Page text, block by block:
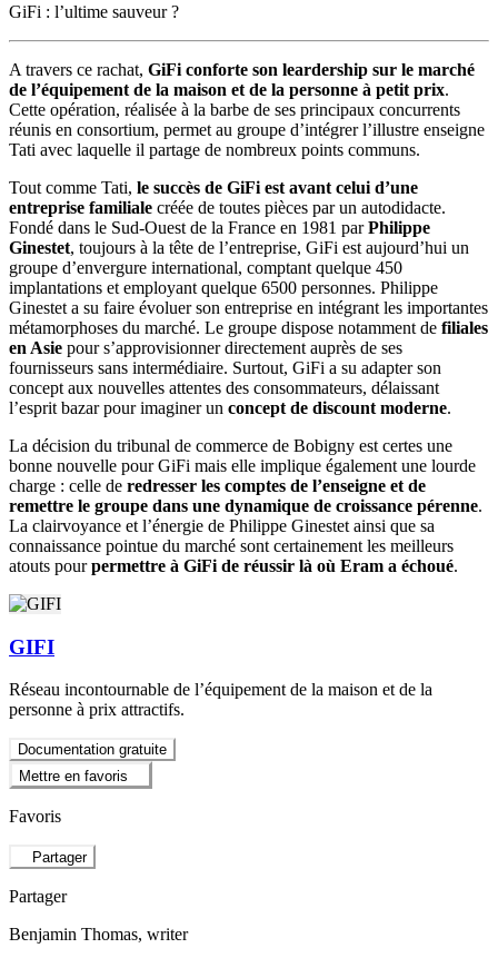
GiFi : l’ultime sauveur ?
A travers ce rachat, GiFi conforte son leardership sur le marché
de l’équipement de la maison et de la personne à petit prix.
Cette opération, réalisée à la barbe de ses principaux concurrents
réunis en consortium, permet au groupe d’intégrer l’illustre enseigne
Tati avec laquelle il partage de nombreux points communs.
Tout comme Tati, le succès de GiFi est avant celui d’une
entreprise familiale créée de toutes pièces par un autodidacte.
Fondé dans le Sud-Ouest de la France en 1981 parPhilippe
Ginestet, toujours à la tête de l’entreprise, GiFi est aujourd’hui un
groupe d’envergure international, comptant quelque 450
implantations et employant quelque 6500 personnes. Philippe
Ginestet a su faire évoluer son entreprise en intégrant les importantes
métamorphoses du marché. Le groupe dispose notamment de filiales
en Asie pour s’approvisionner directement auprès de ses
fournisseurs sans intermédiaire. Surtout, GiFi a su adapter son
concept aux nouvelles attentes des consommateurs, délaissant
l’esprit bazar pour imaginer un concept de discount moderne.
La décision du tribunal de commerce de Bobigny est certes une
bonne nouvelle pour GiFi mais elle implique également une lourde
charge : celle de redresser les comptes de l’enseigne et de
remettre le groupe dans une dynamique de croissance pérenne.
La clairvoyance et l’énergie de Philippe Ginestet ainsi que sa
connaissance pointue du marché sont certainement les meilleurs
atouts pourpermettre à GiFi de réussir là où Eram a échoué.
GIFI
Réseau incontournable de l’équipement de la maison et de la
personne à prix attractifs.
Documentation gratuite
Mettre en favoris
Favoris
Partager
Partager
Benjamin Thomas, writer